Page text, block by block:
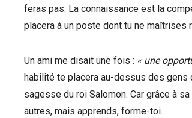
feras pas. La connaissance est la
placera à un poste dont tu ne maîtrises
Un ami me disait une fois : « une
habilité te placera au-dessus des gens
sagesse du roi Salomon. Car grâce à
autres, mais apprends, forme-toi.